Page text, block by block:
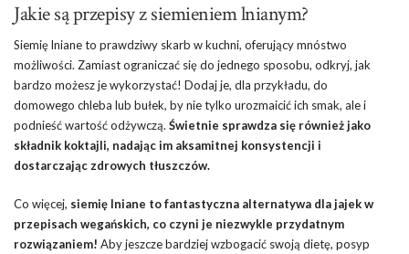
Jakie są przepisy z siemieniem lnianym?
Siemię lniane to prawdziwy skarb w kuchni, oferujący mnóstwo
możliwości. Zamiast ograniczać się do jednego sposobu, odkryj, jak
bardzo możesz je wykorzystać! Dodaj je, dla przykładu, do
domowego chleba lub bułek, by nie tylko urozmaicić ich smak, ale i
podnieść wartość odżywczą. Świetnie sprawdza się również jako
składnik koktajli, nadając im aksamitnej konsystencji i
dostarczając zdrowych tłuszczów.
Co więcej, siemię lniane to fantastyczna alternatywa dla jajek w
przepisach wegańskich, co czyni je niezwykle przydatnym
rozwiązaniem! Aby jeszcze bardziej wzbogacić swoją dietę, posyp